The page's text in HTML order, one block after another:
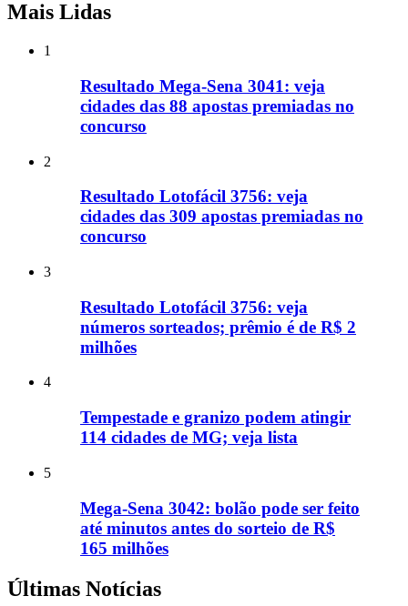
Mais Lidas
1
Resultado Mega-Sena 3041: veja
cidades das 88 apostas premiadas no
concurso
2
Resultado Lotofácil 3756: veja
cidades das 309 apostas premiadas no
concurso
3
Resultado Lotofácil 3756: veja
números sorteados; prêmio é de R$ 2
milhões
4
Tempestade e granizo podem atingir
114 cidades de MG; veja lista
5
Mega-Sena 3042: bolão pode ser feito
até minutos antes do sorteio de R$
165 milhões
Últimas Notícias